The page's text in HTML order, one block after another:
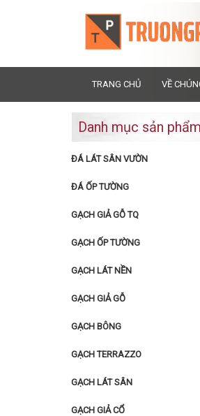
TRANG CHỦ VỀ
Danh mục sản phẩm
ĐÁ LÁT SÂN VƯỜN
ĐÁ ỐP TƯỜNG
GẠCH GIẢ GỖ TQ
GẠCH ỐP TƯỜNG
GẠCH LÁT NỀN
GẠCH GIẢ GỖ
GẠCH BÔNG
GẠCH TERRAZZO
GẠCH LÁT SÂN
GẠCH GIẢ CỔ